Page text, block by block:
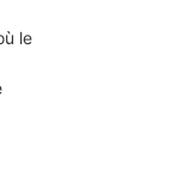
le